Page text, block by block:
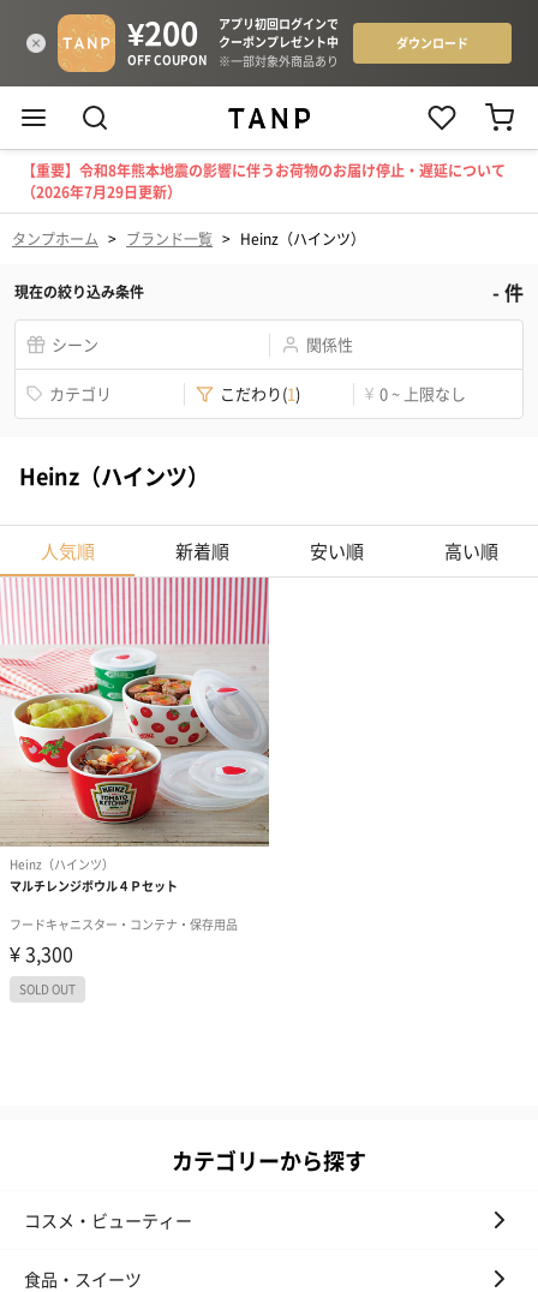
【重要】令和8年熊本地震の影響に伴うお荷物のお届け停止・遅延について
（2026年7月29日更新）
タンプホーム > ブランド一覧 > Heinz（ハインツ）
現在の絞り込み条件 -件
シーン 関係性
カテゴリ こだわり(1) ¥ 0 ~ 上限なし
Heinz（ハインツ）
人気順 新着順 安い順 高い順
カテゴリーから探す
コスメ・ビューティー
食品・スイーツ